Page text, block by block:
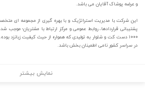
و عرضه پوشاک آقایان می باشد.
این شرکت با مدیریت استراتژیک و با بهره گیری از مجموعه ای
پشتیبانی قراردادها، روابط عمومی و مرکز ارتباط با مشتریان؛ موجب
۱۰۰۰ دست کت و شلوار به تولیدی که همواره از حیث کیفیت زبانزد
در سراسر کشور نامی اطمینان بخش باشد.
نمایش بیشتر